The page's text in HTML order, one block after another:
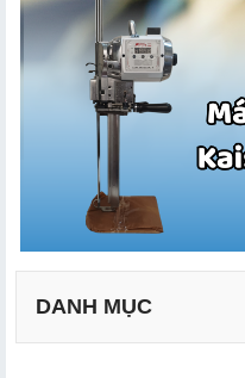
DANH MỤC